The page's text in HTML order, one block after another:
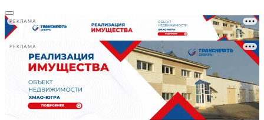
РЕКЛАМА
РЕКЛАМА